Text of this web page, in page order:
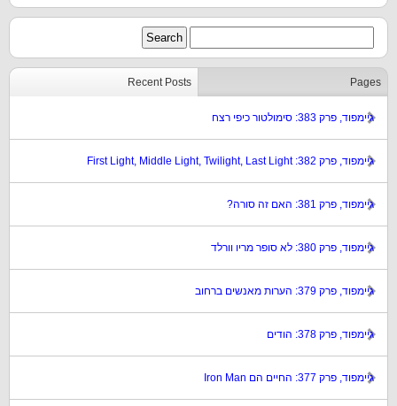
Recent Posts Pages
גיימפוד, פרק 383: סימולטור כיפי רצח
גיימפוד, פרק 382: First Light, Middle Light, Twilight, Last Light
גיימפוד, פרק 381: האם זה סורה?
גיימפוד, פרק 380: לא סופר מריו וורלד
גיימפוד, פרק 379: הערות מאנשים ברחוב
גיימפוד, פרק 378: הודים
גיימפוד, פרק 377: החיים הם Iron Man